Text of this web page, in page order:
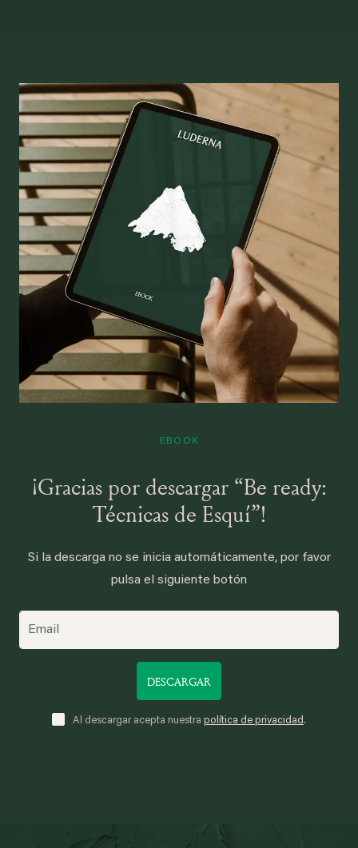
EBOOK
¡Gracias por descargar “Be ready:
Técnicas de Esquí”!
Si la descarga no se inicia automáticamente, por favor
pulsa el siguiente botón
DESCARGAR
Al descargar acepta nuestra política de privacidad.